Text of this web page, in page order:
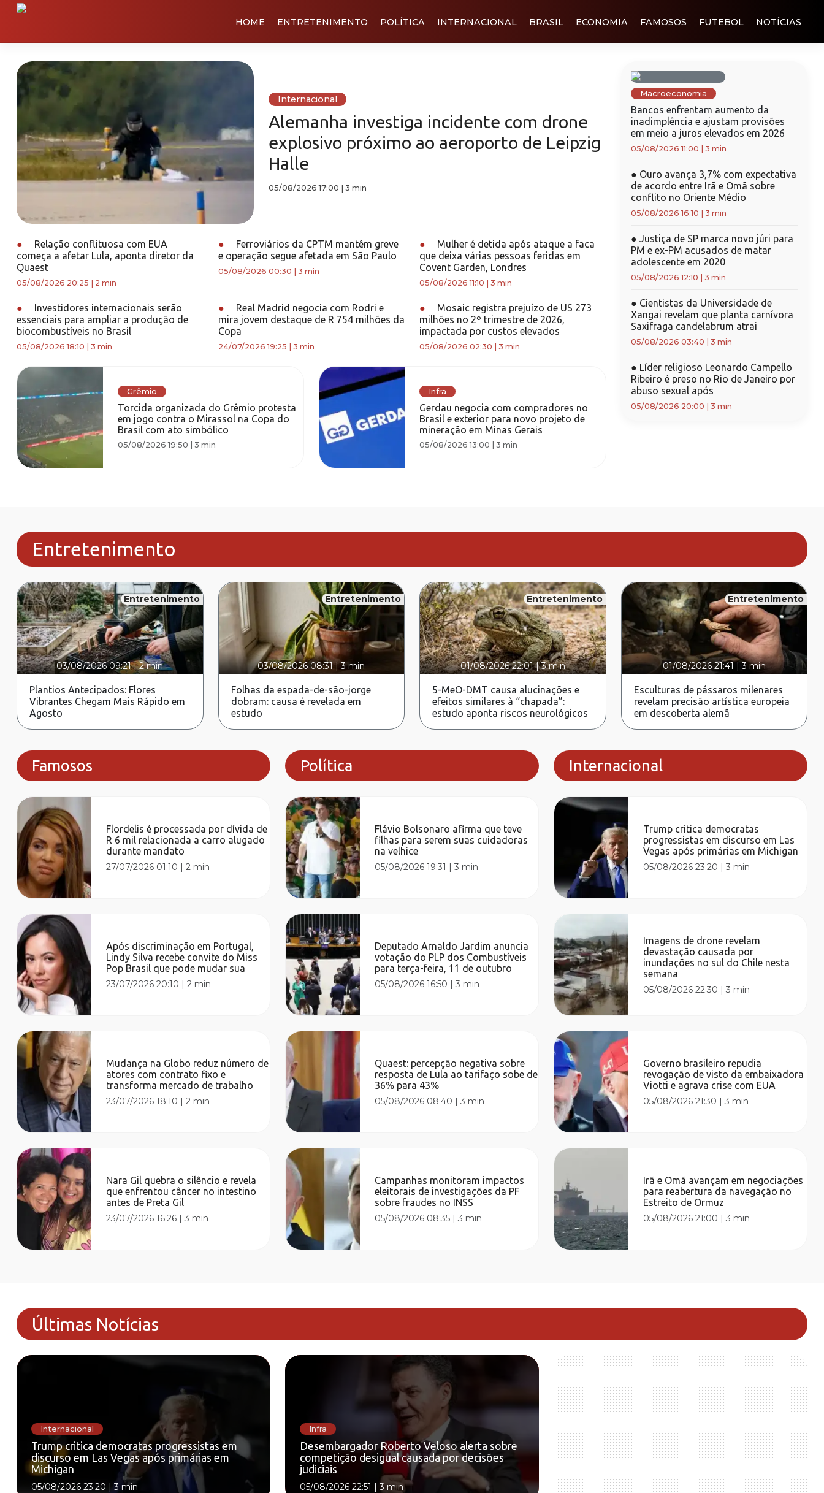
HOME ENTRETENIMENTO POLÍTICA INTERNACIONAL BRASIL ECONOMIA FAMOSOS FUTEBOL NOTÍCIAS
Internacional
Alemanha investiga incidente com drone
explosivo próximo ao aeroporto de Leipzig
Halle
05/08/2026 17:00 3 min
●
Relação conflituosa com EUA
começa a afetar Lula, aponta diretor da
Quaest
05/08/2026 20:25 2 min
●
Ferroviários da CPTM mantêm greve
e operação segue afetada em São Paulo
05/08/2026 00:30 3 min
●
Mulher é detida após ataque a faca
que deixa várias pessoas feridas em
Covent Garden, Londres
05/08/2026 11:10 3 min
●
Investidores internacionais serão
essenciais para ampliar a produção de
biocombustíveis no Brasil
05/08/2026 18:10 3 min
●
Real Madrid negocia com Rodri e
mira jovem destaque de R 754 milhões da
Copa
24/07/2026 19:25 3 min
●
Mosaic registra prejuízo de US 273
milhões no 2º trimestre de 2026,
impactada por custos elevados
05/08/2026 02:30 3 min
Grêmio
Torcida organizada do Grêmio protesta
em jogo contra o Mirassol na Copa do
Brasil com ato simbólico
05/08/2026 19:50 | 3 min
Infra
Gerdau negocia com compradores no
Brasil e exterior para novo projeto de
mineração em Minas Gerais
05/08/2026 13:00 |3 min
Macroeconomia
Bancos enfrentam aumento da
inadimplência e ajustam provisões
em meio a juros elevados em 2026
05/08/2026 11:00 3 min
● Ouro avança 3,7% com expectativa
de acordo entre Irã e Omã sobre
conflito no Oriente Médio
05/08/2026 16:10 3 min
● Justiça de SP marca novo júri para
PM e ex-PM acusados de matar
adolescente em 2020
05/08/2026 12:10 3 min
● Cientistas da Universidade de
Xangai revelam que planta carnívora
Saxifraga candelabrum atrai
05/08/2026 03:40 3 min
● Líder religioso Leonardo Campello
Ribeiro é preso no Rio de Janeiro por
abuso sexual após
05/08/2026 20:00 3 min
Entretenimento
Entretenimento
03/08/2026 09:21|2 min
Plantios Antecipados: Flores
Vibrantes Chegam Mais Rápido em
Agosto
Entretenimento
03/08/2026 08:31|3 min
Folhas da espada-de-são-jorge
dobram: causa é revelada em
estudo
Entretenimento
01/08/2026 22:01|3 min
5-MeO-DMT causa alucinações e
efeitos similares à “chapada”:
estudo aponta riscos neurológicos
Entretenimento
01/08/2026 21:41 |3 min
Esculturas de pássaros milenares
revelam precisão artística europeia
em descoberta alemã
Famosos
Flordelis é processada por dívida de
R 6 mil relacionada a carro alugado
durante mandato
27/07/2026 01:10 |2 min
Após discriminação em Portugal,
Lindy Silva recebe convite do Miss
Pop Brasil que pode mudar sua
23/07/2026 20:10 |2 min
Mudança na Globo reduz número de
atores com contrato fixo e
transforma mercado de trabalho
23/07/2026 18:10 |2 min
Nara Gil quebra o silêncio e revela
que enfrentou câncer no intestino
antes de Preta Gil
23/07/2026 16:26 |3 min
Política
Flávio Bolsonaro afirma que teve
filhas para serem suas cuidadoras
na velhice
05/08/2026 19:31 |3 min
Deputado Arnaldo Jardim anuncia
votação do PLP dos Combustíveis
para terça-feira, 11 de outubro
05/08/2026 16:50 |3 min
Quaest: percepção negativa sobre
resposta de Lula ao tarifaço sobe de
36% para 43%
05/08/2026 08:40 |3 min
Campanhas monitoram impactos
eleitorais de investigações da PF
sobre fraudes no INSS
05/08/2026 08:35 |3 min
Internacional
Trump critica democratas
progressistas em discurso em Las
Vegas após primárias em Michigan
05/08/2026 23:20 |3 min
Imagens de drone revelam
devastação causada por
inundações no sul do Chile nesta
semana
05/08/2026 22:30 |3 min
Governo brasileiro repudia
revogação de visto da embaixadora
Viotti e agrava crise com EUA
05/08/2026 21:30 |3 min
Irã e Omã avançam em negociações
para reabertura da navegação no
Estreito de Ormuz
05/08/2026 21:00 |3 min
Últimas Notícias
Internacional
Trump critica democratas progressistas em
discurso em Las Vegas após primárias em
Michigan
05/08/2026 23:20 |3 min
Infra
Desembargador Roberto Veloso alerta sobre
competição desigual causada por decisões
judiciais
05/08/2026 22:51 |3 min